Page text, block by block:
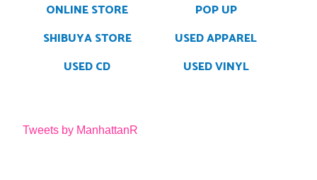
ONLINE STORE
POP UP
SHIBUYA STORE
USED APPAREL
USED CD
USED VINYL
Tweets by ManhattanR